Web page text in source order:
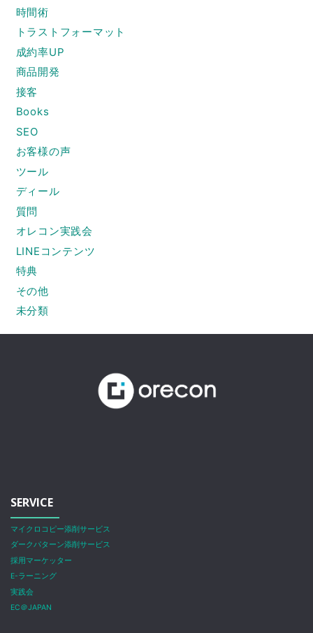
時間術
トラストフォーマット
成約率UP
商品開発
接客
Books
SEO
お客様の声
ツール
ディール
質問
オレコン実践会
LINEコンテンツ
特典
その他
未分類
SERVICE
マイクロコピー添削サービス
ダークパターン添削サービス
採用マーケッター
E-ラーニング
実践会
EC＠JAPAN